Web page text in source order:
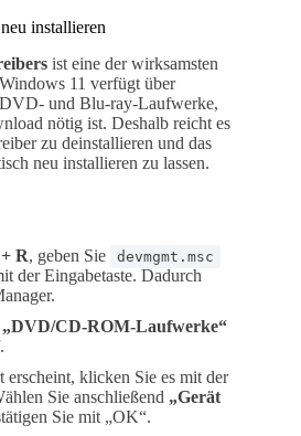
installieren
ist eine der wirksamsten
11 verfügt über
und Blu-ray-Laufwerke,
nötig ist. Deshalb reicht es
zu deinstallieren und das
neu installieren zu lassen.
R, geben Sie devmgmt.msc
der Eingabetaste. Dadurch
„DVD/CD-ROM-Laufwerke“
klicken Sie es mit der
Sie anschließend „Gerät
Sie mit „OK“.